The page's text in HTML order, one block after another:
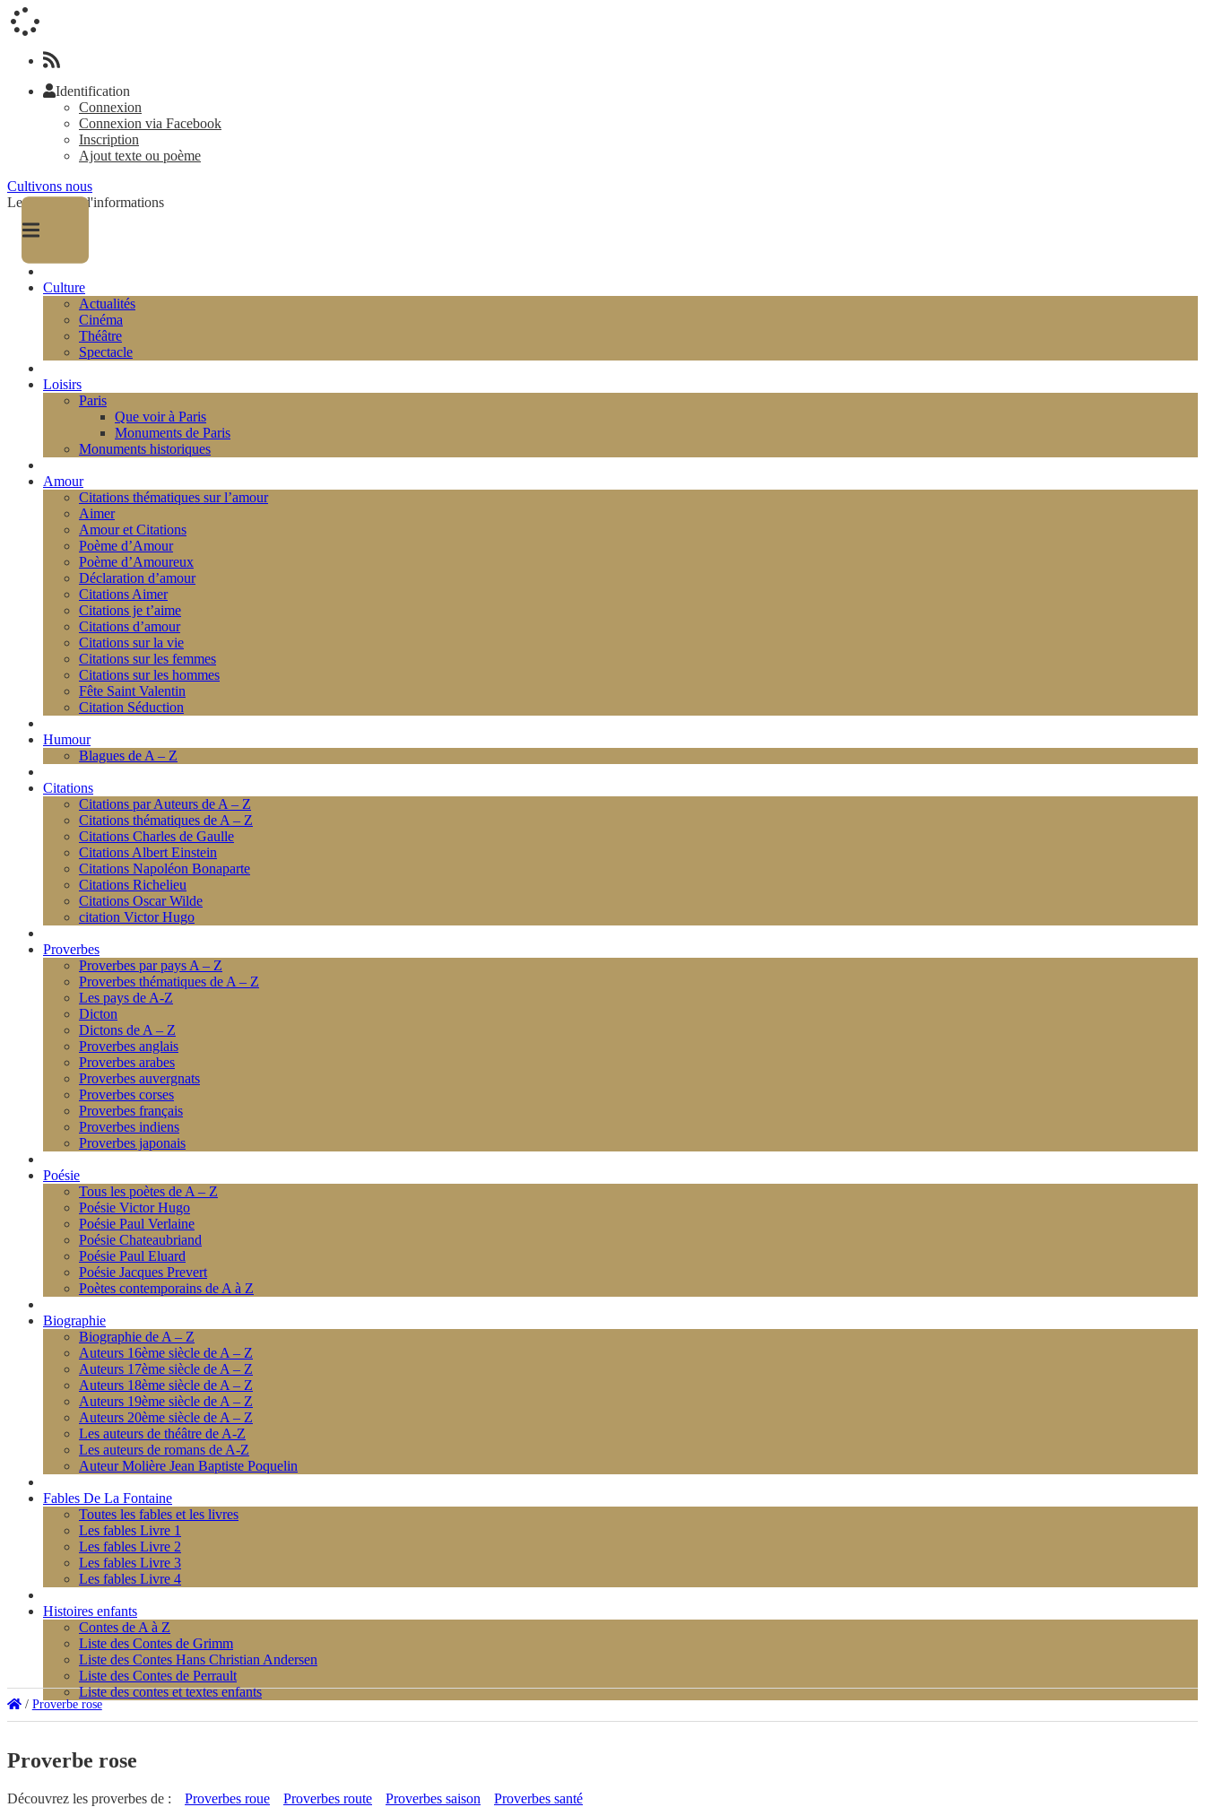
Identification
Connexion
Connexion via Facebook
Inscription
Ajout texte ou poème
Cultivons nous
Le magazine d'informations
Culture
Actualités
Cinéma
Théâtre
Spectacle
Loisirs
Paris
Que voir à Paris
Monuments de Paris
Monuments historiques
Amour
Citations thématiques sur l’amour
Aimer
Amour et Citations
Poème d’Amour
Poème d’Amoureux
Déclaration d’amour
Citations Aimer
Citations je t’aime
Citations d’amour
Citations sur la vie
Citations sur les femmes
Citations sur les hommes
Fête Saint Valentin
Citation Séduction
Humour
Blagues de A – Z
Citations
Citations par Auteurs de A – Z
Citations thématiques de A – Z
Citations Charles de Gaulle
Citations Albert Einstein
Citations Napoléon Bonaparte
Citations Richelieu
Citations Oscar Wilde
citation Victor Hugo
Proverbes
Proverbes par pays A – Z
Proverbes thématiques de A – Z
Les pays de A-Z
Dicton
Dictons de A – Z
Proverbes anglais
Proverbes arabes
Proverbes auvergnats
Proverbes corses
Proverbes français
Proverbes indiens
Proverbes japonais
Poésie
Tous les poètes de A – Z
Poésie Victor Hugo
Poésie Paul Verlaine
Poésie Chateaubriand
Poésie Paul Eluard
Poésie Jacques Prevert
Poètes contemporains de A à Z
Biographie
Biographie de A – Z
Auteurs 16ème siècle de A – Z
Auteurs 17ème siècle de A – Z
Auteurs 18ème siècle de A – Z
Auteurs 19ème siècle de A – Z
Auteurs 20ème siècle de A – Z
Les auteurs de théâtre de A-Z
Les auteurs de romans de A-Z
Auteur Molière Jean Baptiste Poquelin
Fables De La Fontaine
Toutes les fables et les livres
Les fables Livre 1
Les fables Livre 2
Les fables Livre 3
Les fables Livre 4
Histoires enfants
Contes de A à Z
Liste des Contes de Grimm
Liste des Contes Hans Christian Andersen
Liste des Contes de Perrault
Liste des contes et textes enfants
/ Proverbe rose
Proverbe rose
Découvrez les proverbes de : Proverbes roue Proverbes route Proverbes saison Proverbes santé